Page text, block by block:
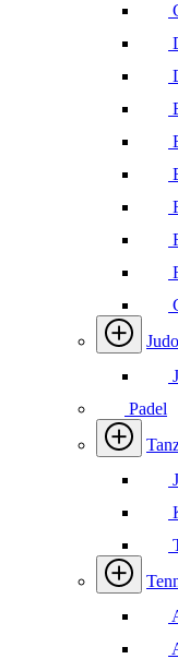
Judo
Padel